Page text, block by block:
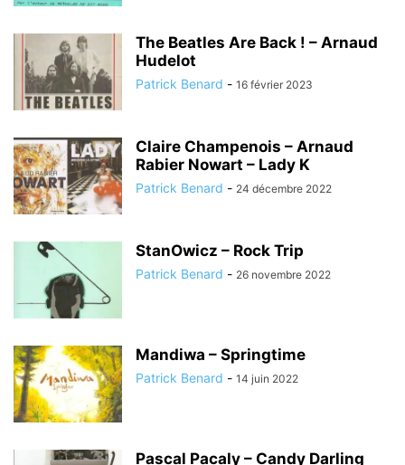
The Beatles Are Back ! – Arnaud
Hudelot
Patrick Benard - 16 février 2023
Claire Champenois – Arnaud
Rabier Nowart – Lady K
Patrick Benard - 24 décembre 2022
StanOwicz – Rock Trip
Patrick Benard - 26 novembre 2022
Mandiwa – Springtime
Patrick Benard - 14 juin 2022
Pascal Pacaly – Candy Darling